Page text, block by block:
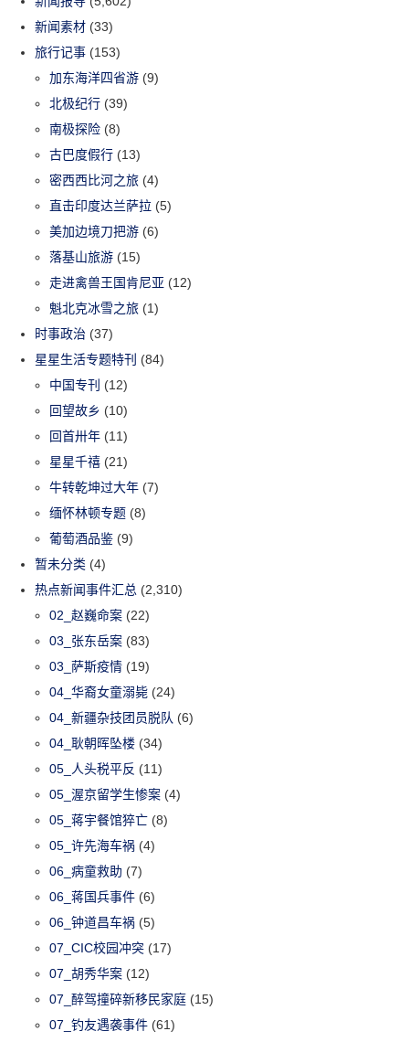
新闻素材 (33)
旅行记事 (153)
加东海洋四省游 (9)
北极纪行 (39)
南极探险 (8)
古巴度假行 (13)
密西西比河之旅 (4)
直击印度达兰萨拉 (5)
美加边境刀把游 (6)
落基山旅游 (15)
走进禽兽王国肯尼亚 (12)
魁北克冰雪之旅 (1)
时事政治 (37)
星星生活专题特刊 (84)
中国专刊 (12)
回望故乡 (10)
回首卅年 (11)
星星千禧 (21)
牛转乾坤过大年 (7)
缅怀林顿专题 (8)
葡萄酒品鉴 (9)
暂未分类 (4)
热点新闻事件汇总 (2,310)
02_赵巍命案 (22)
03_张东岳案 (83)
03_萨斯疫情 (19)
04_华裔女童溺毙 (24)
04_新疆杂技团员脱队 (6)
04_耿朝晖坠楼 (34)
05_人头税平反 (11)
05_渥京留学生惨案 (4)
05_蒋宇餐馆猝亡 (8)
05_许先海车祸 (4)
06_病童救助 (7)
06_蒋国兵事件 (6)
06_钟道昌车祸 (5)
07_CIC校园冲突 (17)
07_胡秀华案 (12)
07_醉驾撞碎新移民家庭 (15)
07_钓友遇袭事件 (61)